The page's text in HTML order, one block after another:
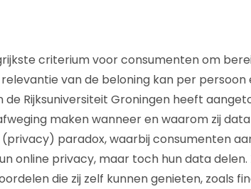
criterium voor consumenten om
van de beloning kan per persoon
Rijksuniversiteit Groningen heeft
maken wanneer en waarom zij
paradox, waarbij consumenten
online privacy, maar toch hun data delen.
die zij zelf kunnen genieten, zoals